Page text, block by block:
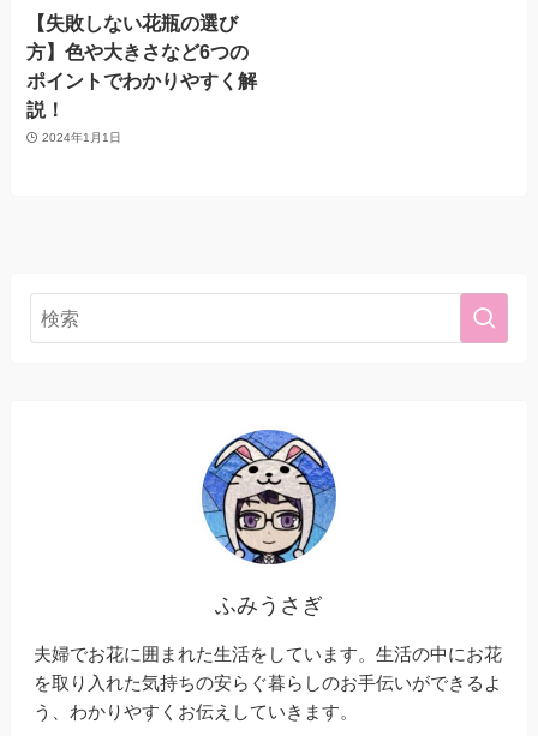
【失敗しない花瓶の選び
方】色や大きさなど6つの
ポイントでわかりやすく解
説！
2024年1月1日
ふみうさぎ
夫婦でお花に囲まれた生活をしています。生活の中にお花
を取り入れた気持ちの安らぐ暮らしのお手伝いができるよ
う、わかりやすくお伝えしていきます。